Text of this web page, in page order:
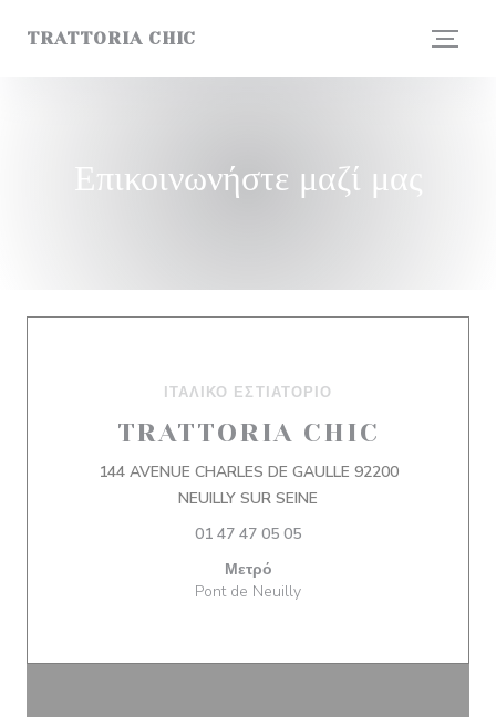
TRATTORIA CHIC
Επικοινωνήστε μαζί μας
ΙΤΑΛΙΚΌ ΕΣΤΙΑΤΌΡΙΟ
TRATTORIA CHIC
144 AVENUE CHARLES DE GAULLE 92200
NEUILLY SUR SEINE
01 47 47 05 05
Μετρό
Pont de Neuilly